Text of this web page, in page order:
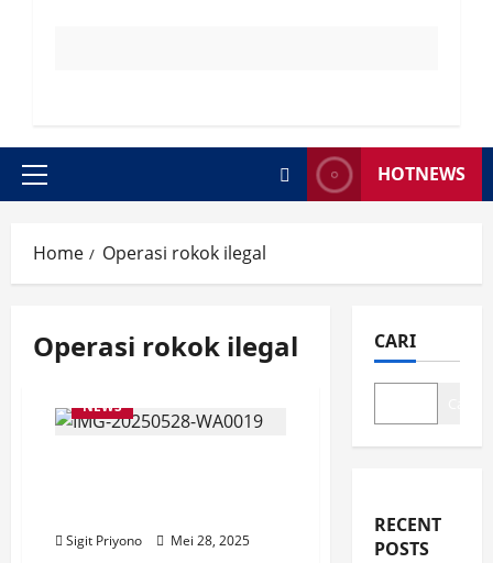
Primary
HOTNEWS
Home Operasi rokok ilegal
Operasi rokok ilegal
NEWS
Sigit Priyono Mei 28, 2025
CARI
RECENT
POSTS